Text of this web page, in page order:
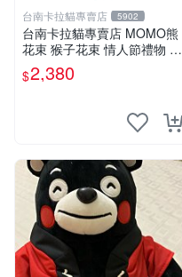
台南卡拉貓專賣店 5902
台南卡拉貓專賣店 MOMO熊
花束 猴子花束 情人節禮物 二
選一 可繡字 可今天寄明天到
$2,380